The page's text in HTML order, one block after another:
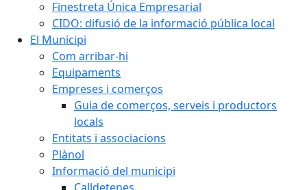
Finestreta Única Empresarial
CIDO: difusió de la informació pública local
El Municipi
Com arribar-hi
Equipaments
Empreses i comerços
Guia de comerços, serveis i productors
locals
Entitats i associacions
Plànol
Informació del municipi